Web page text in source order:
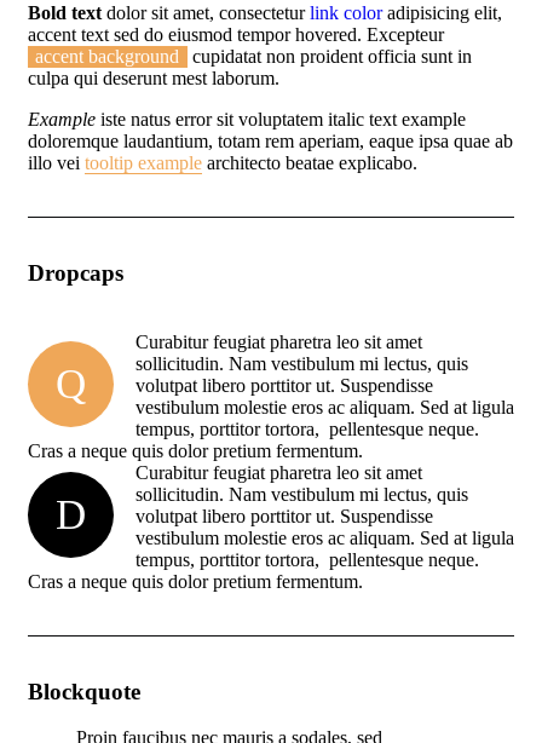
Bold text dolor sit amet, consecteturlink coloradipisicing elit,
accent text sed do eiusmod tempor hovered. Excepteur
accent background
cupidatat non proident officia sunt in
culpa qui deserunt mest laborum.
Example iste natus error sit voluptatem italic text example
doloremque laudantium, totam rem aperiam, eaque ipsa quae ab
illo vei tooltip example architecto beatae explicabo.
Dropcaps
Q
Curabitur feugiat pharetra leo sit amet
sollicitudin. Nam vestibulum mi lectus, quis
volutpat libero porttitor ut. Suspendisse
vestibulum molestie eros ac aliquam. Sed at ligula
tempus, porttitor tortora, pellentesque neque.
Cras a neque quis dolor pretium fermentum.
D
Curabitur feugiat pharetra leo sit amet
sollicitudin. Nam vestibulum mi lectus, quis
volutpat libero porttitor ut. Suspendisse
vestibulum molestie eros ac aliquam. Sed at ligula
tempus, porttitor tortora, pellentesque neque.
Cras a neque quis dolor pretium fermentum.
Blockquote
Proin faucibus nec mauris a sodales, sed